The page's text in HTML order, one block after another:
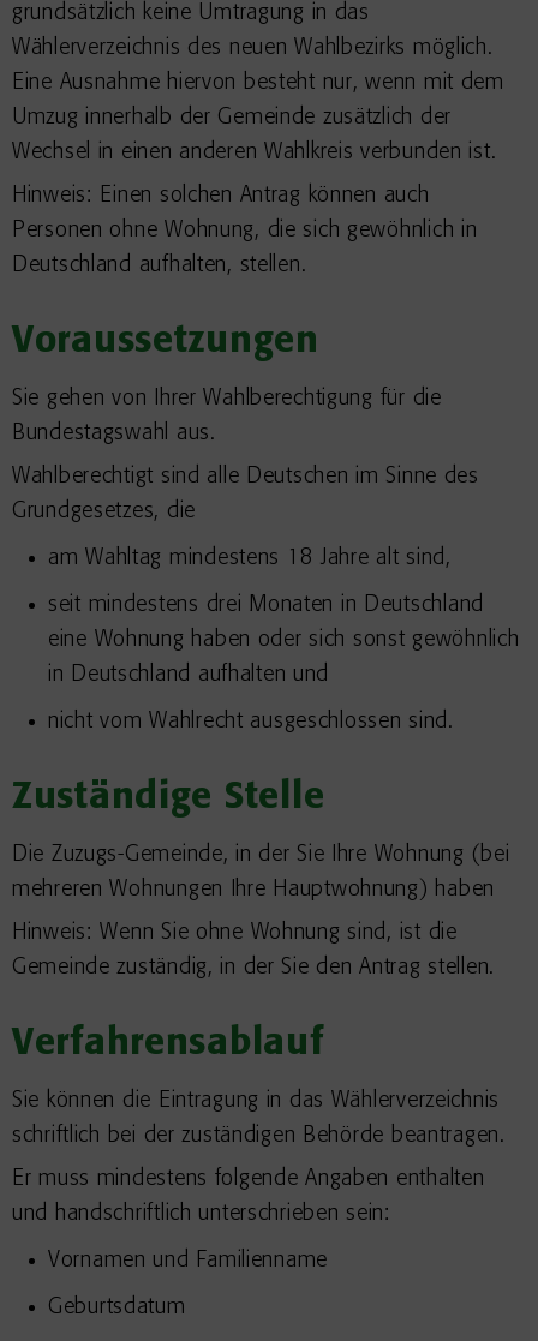
grundsätzlich keine Umtragung in das
Wählerverzeichnis des neuen Wahlbezirks möglich.
Eine Ausnahme hiervon besteht nur,wenn mit dem
Umzug innerhalb der Gemeinde zusätzlich der
Wechsel in einen anderen Wahlkreis verbunden ist.
Hinweis: Einen solchen Antrag können auch
Personen ohne Wohnung, die sich gewöhnlich in
Deutschland aufhalten, stellen.
Voraussetzungen
Sie gehen von Ihrer Wahlberechtigung für die
Bundestagswahl aus.
Wahlberechtigt sind alle Deutschen im Sinne des
Grundgesetzes, die
am Wahltag mindestens 18 Jahre alt sind,
seit mindestens drei Monaten in Deutschland
eine Wohnung haben oder sich sonst gewöhnlich
in Deutschland aufhalten und
nicht vom Wahlrecht ausgeschlossen sind.
Zuständige Stelle
Die Zuzugs-Gemeinde, in der Sie Ihre Wohnung (bei
mehreren Wohnungen Ihre Hauptwohnung) haben
Hinweis: Wenn Sie ohne Wohnung sind, ist die
Gemeinde zuständig, in der Sie den Antrag stellen.
Verfahrensablauf
Sie können die Eintragung in das Wählerverzeichnis
schriftlich bei der zuständigen Behörde beantragen.
Er muss mindestens folgende Angaben enthalten
und handschriftlich unterschrieben sein:
Vornamen und Familienname
Geburtsdatum